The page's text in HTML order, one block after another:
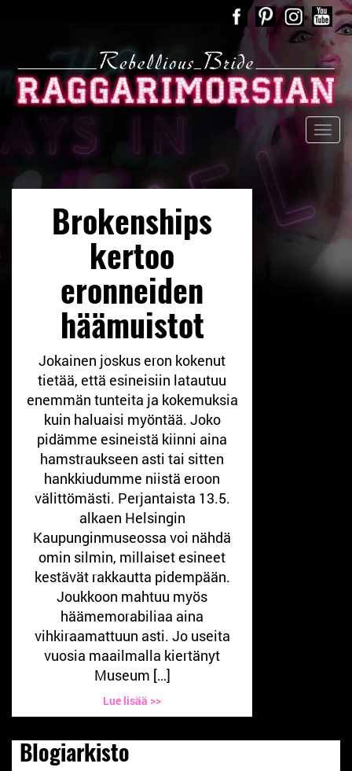
Brokenships
kertoo
eronneiden
häämuistot
Jokainen joskus eron kokenut
tietää, että esineisiin latautuu
enemmän tunteita ja kokemuksia
kuin haluaisi myöntää. Joko
pidämme esineistä kiinni aina
hamstraukseen asti tai sitten
hankkiudumme niistä eroon
välittömästi. Perjantaista 13.5.
alkaen Helsingin
Kaupunginmuseossa voi nähdä
omin silmin, millaiset esineet
kestävät rakkautta pidempään.
Joukkoon mahtuu myös
häämemorabiliaa aina
vihkiraamattuun asti. Jo useita
vuosia maailmalla kiertänyt
Museum […]
Lue lisää >>
Blogiarkisto